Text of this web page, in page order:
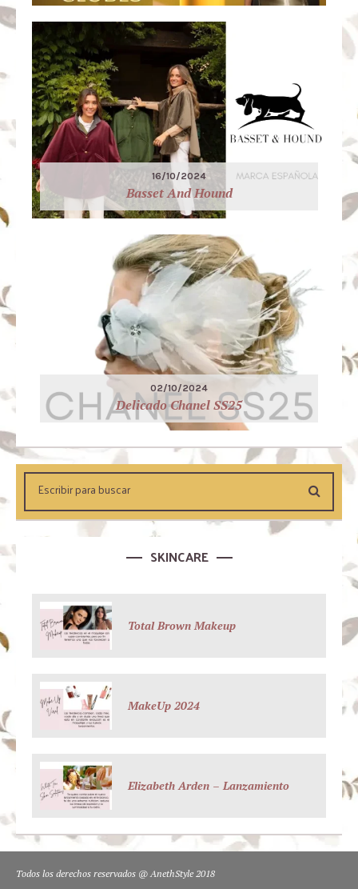
16/10/2024
Basset And Hound
02/10/2024
Delicado Chanel SS25
SKINCARE
Total Brown Makeup
MakeUp 2024
Elizabeth Arden – Lanzamiento
Todos los derechos reservados @ AnethStyle 2018